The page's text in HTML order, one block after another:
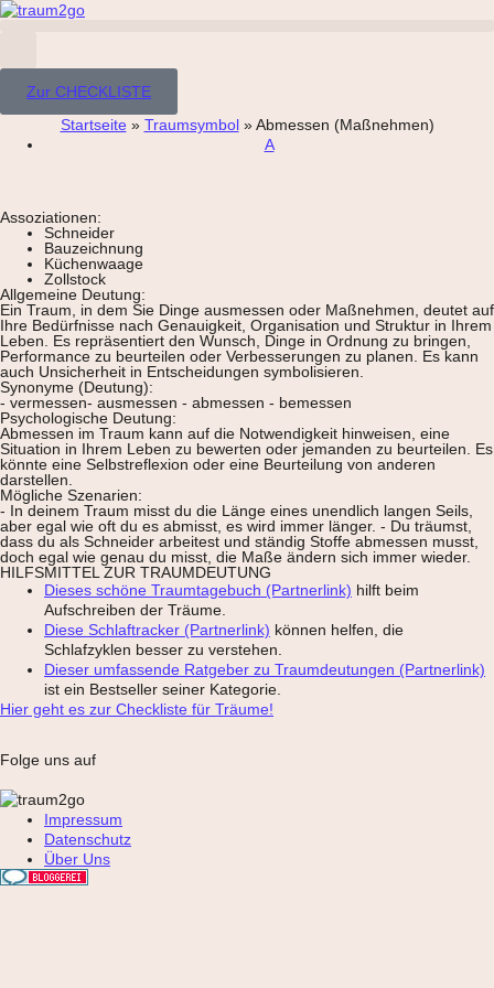
Zur CHECKLISTE
Startseite » Traumsymbol»Abmessen (Maßnehmen)
A
Assoziationen:
Schneider
Bauzeichnung
Küchenwaage
Zollstock
Allgemeine Deutung:
Ein Traum, in dem Sie Dinge ausmessen oder Maßnehmen, deutet auf
Ihre Bedürfnisse nach Genauigkeit, Organisation und Struktur in Ihrem
Leben. Es repräsentiert den Wunsch, Dinge in Ordnung zu bringen,
Performance zu beurteilen oder Verbesserungen zu planen. Es kann
auch Unsicherheit in Entscheidungen symbolisieren.
Synonyme (Deutung):
- vermessen- ausmessen - abmessen - bemessen
Psychologische Deutung:
Abmessen im Traum kann auf die Notwendigkeit hinweisen, eine
Situation in Ihrem Leben zu bewerten oder jemanden zu beurteilen. Es
könnte eine Selbstreflexion oder eine Beurteilung von anderen
darstellen.
Mögliche Szenarien:
- In deinem Traum misst du die Länge eines unendlich langen Seils,
aber egal wie oft du es abmisst, es wird immer länger. - Du träumst,
dass du als Schneider arbeitest und ständig Stoffe abmessen musst,
doch egal wie genau du misst, die Maße ändern sich immer wieder.
HILFSMITTEL ZUR TRAUMDEUTUNG
Dieses schöne Traumtagebuch (Partnerlink) hilft beim
Aufschreiben der Träume.
Diese Schlaftracker (Partnerlink) können helfen, die
Schlafzyklen besser zu verstehen.
Dieser umfassende Ratgeber zu Traumdeutungen (Partnerlink)
ist ein Bestseller seiner Kategorie.
Hier geht es zur Checkliste für Träume!
Folge uns auf
Impressum
Datenschutz
Über Uns